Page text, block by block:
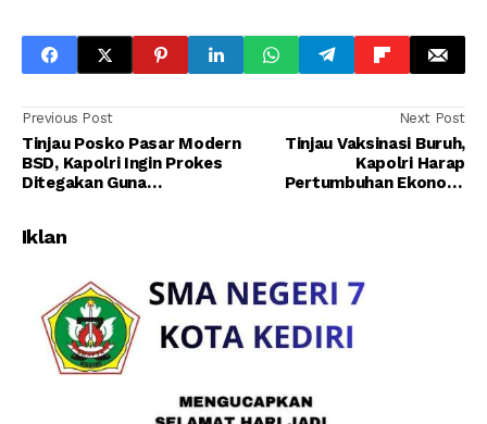
Previous Post
Tinjau Posko Pasar Modern
BSD, Kapolri Ingin Prokes
Ditegakan Guna
Next Post
Tinjau Vaksinasi Buruh,
Kapolri Harap
Pertumbuhan Ekonomi
Iklan